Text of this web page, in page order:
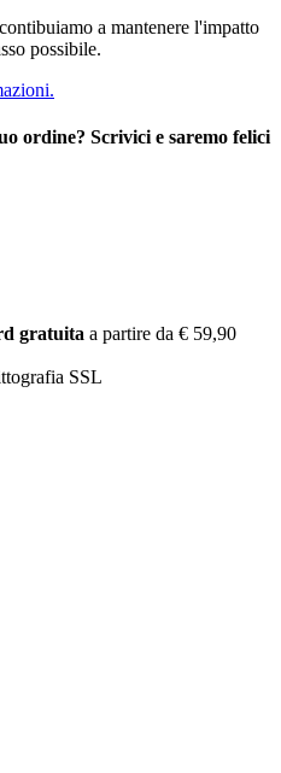
a mantenere l'impatto
possibile.
ordine? Scrivici e saremo felici
gratuita a partire da € 59,90
SSL